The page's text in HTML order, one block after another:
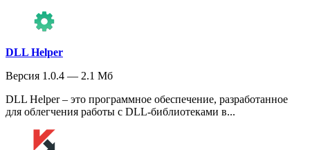
DLL Helper
Версия 1.0.4 — 2.1 Мб
DLL Helper – это программное обеспечение, разработанное
для облегчения работы с DLL-библиотеками в...